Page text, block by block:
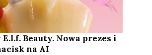
Beauty. Nowa prezes i
na AI